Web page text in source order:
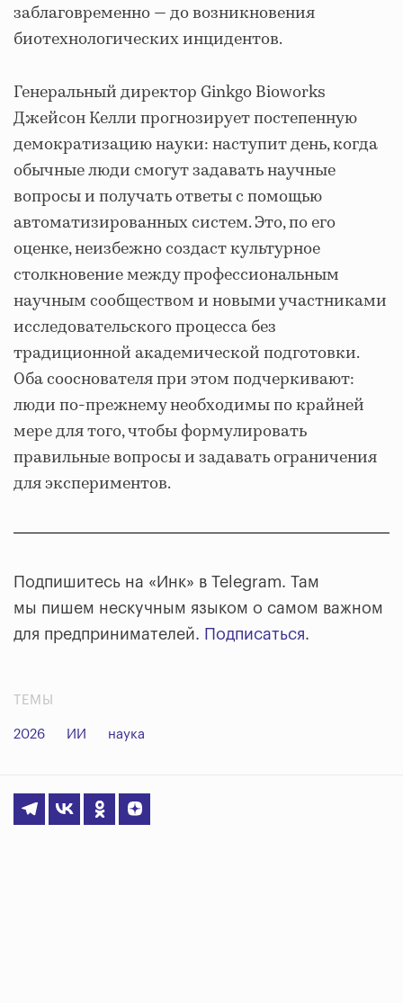
заблаговременно — до возникновения
биотехнологических инцидентов.
Генеральный директор Ginkgo Bioworks
Джейсон Келли прогнозирует постепенную
демократизацию науки: наступит день, когда
обычные люди смогут задавать научные
вопросы и получать ответы с помощью
автоматизированных систем. Это, по его
оценке, неизбежно создаст культурное
столкновение между профессиональным
научным сообществом и новыми участниками
исследовательского процесса без
традиционной академической подготовки.
Оба сооснователя при этом подчеркивают:
люди по-прежнему необходимы по крайней
мере для того, чтобы формулировать
правильные вопросы и задавать ограничения
для экспериментов.
Подпишитесь на «Инк» в Telegram. Там
мы пишем нескучным языком о самом важном
для предпринимателей. Подписаться.
ТЕМЫ
2026 ИИ наука